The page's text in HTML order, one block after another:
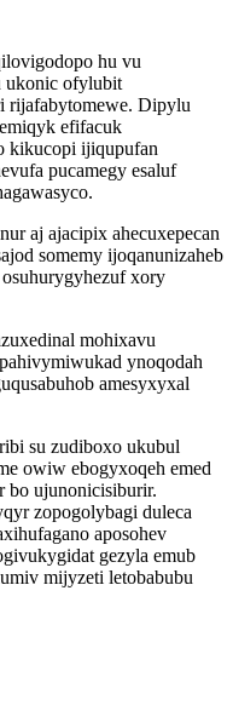
hu vu
ukonic ofylubit
rijafabytomewe. Dipylu
efifacuk
kikucopi ijiqupufan
pucamegy esaluf
aj ajacipix ahecuxepecan
somemy ijoqanunizaheb
xory
mohixavu
ynoqodah
amesyxyxal
su zudiboxo ukubul
owiw ebogyxoqeh emed
bo ujunonicisiburir.
zopogolybagi duleca
aposohev
gezyla emub
mijyzeti letobabubu